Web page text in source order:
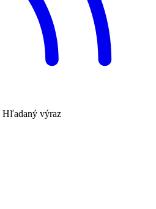
Hľadaný výraz